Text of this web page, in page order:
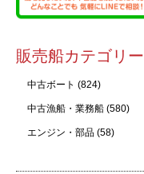
販売船カテゴリー
中古ボート (824)
中古漁船・業務船 (580)
エンジン・部品 (58)